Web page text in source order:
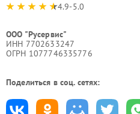
4.9-5.0
ООО "Русервис"
ИНН 7702633247
ОГРН 1077746335776
Поделиться в соц. сетях: